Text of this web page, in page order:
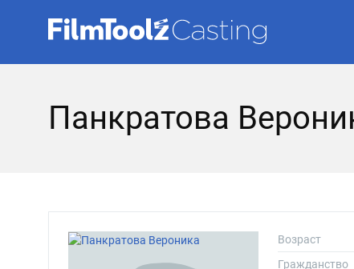
Панкратова
Возраст
Гражданство